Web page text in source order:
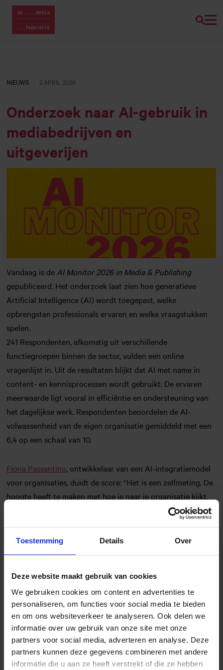
Toestemming Details Over
Deze website maakt gebruik van cookies
We gebruiken cookies om content en advertenties te
personaliseren, om functies voor social media te bieden
en om ons websiteverkeer te analyseren. Ook delen we
informatie over uw gebruik van onze site met onze
partners voor social media, adverteren en analyse. Deze
partners kunnen deze gegevens combineren met andere
informatie die u aan ze heeft verstrekt of die ze hebben
NaarHome van Mediafederatie
Onderzoek naar AI-gebruik in
mediabedrijven en
uitgeverijen
NIEUWS 2 APRIL 2026
Vandaag is de AI Monitor 2026 in Media & Publishing
gepubliceerd. Het onderzoek laat zien hoe generatieve
Artificial Intelligence (AI) wordt toegepast, welke
opbrengsten professionals ervaren en welke vraagstukken
spelen.
241 Respondenten, afkomstig uit verschillende
functiegroepen binnen de sector, vulden een online
vragenlijst in. Uit de resultaten blijkt dat AI met name in
content- en kennisprocessen wordt gebruikt. De ervaren
meerwaarde ligt vooral in efficiëntie en ondersteuning van
het dagelijkse werk. Respondenten beoordelen de AI-
volwassenheid van de eigen organisatie gemiddeld met een
6,4 op een schaal van 10.
Fiona Passantino, ontwikkelaar van een AI-integratiemodel
voor organisaties, duidt de score: “Het is een zelfmeting. De
hoogte heeft te maken met hoe je naar je organisatie kijkt.
Wat ‘goed’ is, hangt af van je referentiekader. De score van
zitten: in beweging, AI wordt al breed gebruikt, maar men
zoekt nog naar structuur en organisatorische verankering
Respondenten noemen als belangrijke aandachtspunten
auteursrecht en intellectueel eigendom, betrouwbaarheid
van AI-output, privacy en databeveiliging en het
kennisniveau binnen organisaties. Ook transparantie over de
menselijke bijdrage en het ontbreken van heldere afspraken
rond het gebruik van AI worden genoemd.